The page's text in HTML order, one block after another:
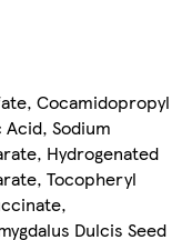
Cocamidopropyl
Sodium
Hydrogenated
Tocopheryl
Dulcis Seed